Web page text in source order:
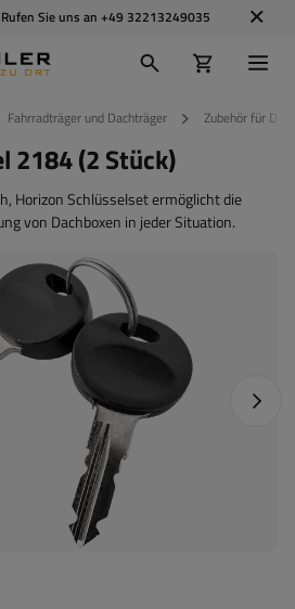
Sie uns an +49 32213249035
Fahrradträger und Dachträger Zubehör für
2184 (2 Stück)
Horizon Schlüsselset ermöglicht die
von Dachboxen in jeder Situation.